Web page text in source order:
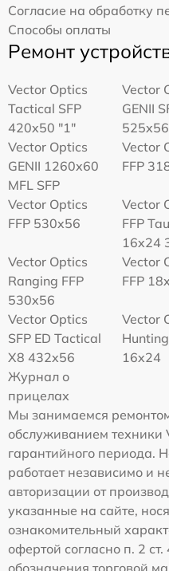
Согласие на обработку
Способы оплаты
Ремонт
Vector Optics
Tactical SFP
420x50 "1"
Vector
GENII
525x56
Vector Optics
GENII 1260x60
MFL SFP
Vector
FFP
Vector Optics
FFP 530x56
Vector
FFP
16x24
Vector Optics
Ranging FFP
530x56
Vector
FFP
Vector Optics
SFP ED Tactical
X8 432x56
Vector
16x24
Журнал о
прицелах
Мы занимаемся
обслуживанием техники
гарантийного периода.
работает независимо и
авторизации от
указанные на сайте,
ознакомительный
офертой согласно п. 2
обозначения торговой